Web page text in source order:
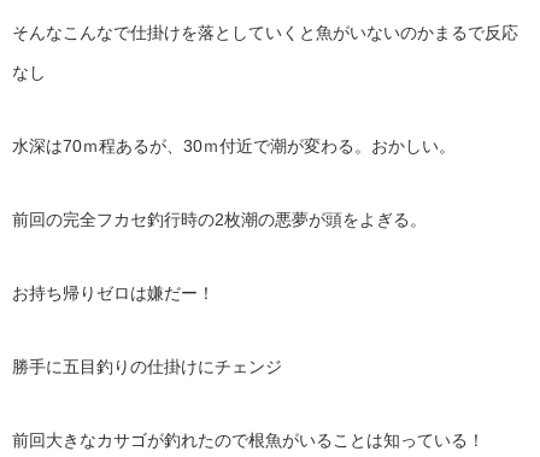
そんなこんなで仕掛けを落としていくと魚がいないのかまるで反応
なし
水深は70ｍ程あるが、30ｍ付近で潮が変わる。おかしい。
前回の完全フカセ釣行時の2枚潮の悪夢が頭をよぎる。
お持ち帰りゼロは嫌だー！
勝手に五目釣りの仕掛けにチェンジ
前回大きなカサゴが釣れたので根魚がいることは知っている！